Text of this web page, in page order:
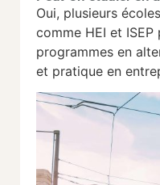
Oui, plusieurs
comme HEI et
programmes en
et pratique en